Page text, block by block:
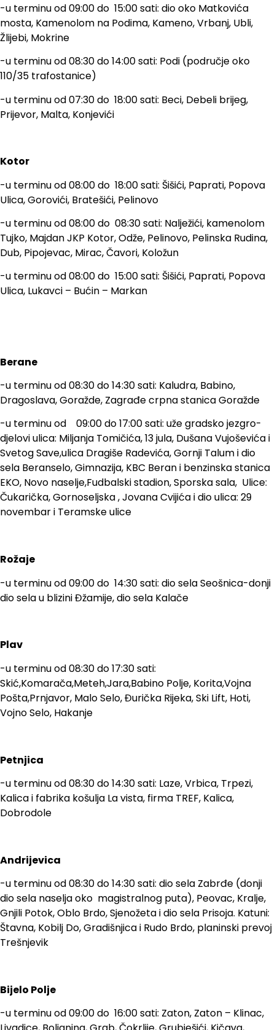
-u terminu od 09:00 do 15:00 sati: dio oko Matkovića
mosta, Kamenolom na Podima, Kameno, Vrbanj, Ubli,
Žlijebi, Mokrine
-u terminu od 08:30 do 14:00 sati: Podi (područje oko
110/35 trafostanice)
-u terminu od 07:30 do 18:00 sati: Beci, Debeli brijeg,
Prijevor, Malta, Konjevići
Kotor
-u terminu od 08:00 do 18:00 sati: Šišići, Paprati, Popova
Ulica, Gorovići, Bratešići, Pelinovo
-u terminu od 08:00 do 08:30 sati: Nalježići, kamenolom
Tujko, Majdan JKP Kotor, Odže, Pelinovo, Pelinska Rudina,
Dub, Pipojevac, Mirac, Čavori, Koložun
-u terminu od 08:00 do 15:00 sati: Šišići, Paprati, Popova
Ulica, Lukavci – Bućin – Markan
Berane
-u terminu od 08:30 do 14:30 sati: Kaludra, Babino,
Dragoslava, Goražde, Zagrađe crpna stanica Goražde
-u terminu od 09:00 do 17:00 sati: uže gradsko jezgro-
djelovi ulica: Miljanja Tomičića, 13 jula, Dušana Vujoševića i
Svetog Save,ulica Dragiše Radevića, Gornji Talum i dio
sela Beranselo, Gimnazija, KBC Beran i benzinska stanica
EKO, Novo naselje,Fudbalski stadion, Sporska sala, Ulice:
Čukarička, Gornoseljska , Jovana Cvijića i dio ulica: 29
novembar i Teramske ulice
Rožaje
-u terminu od 09:00 do 14:30 sati: dio sela Seošnica-donji
dio sela u blizini Đžamije, dio sela Kalače
Plav
-u terminu od 08:30 do 17:30 sati:
Skić,Komarača,Meteh,Jara,Babino Polje, Korita,Vojna
Pošta,Prnjavor, Malo Selo, Đurička Rijeka, Ski Lift, Hoti,
Vojno Selo, Hakanje
Petnjica
-u terminu od 08:30 do 14:30 sati: Laze, Vrbica, Trpezi,
Kalica i fabrika košulja La vista, firma TREF, Kalica,
Dobrodole
Andrijevica
-u terminu od 08:30 do 14:30 sati: dio sela Zabrđe (donji
dio sela naselja oko magistralnog puta), Peovac, Kralje,
Gnjili Potok, Oblo Brdo, Sjenožeta i dio sela Prisoja. Katuni:
Štavna, Kobilj Do, Gradišnjica i Rudo Brdo, planinski prevoj
Trešnjevik
Bijelo Polje
-u terminu od 09:00 do 16:00 sati: Zaton, Zaton – Klinac,